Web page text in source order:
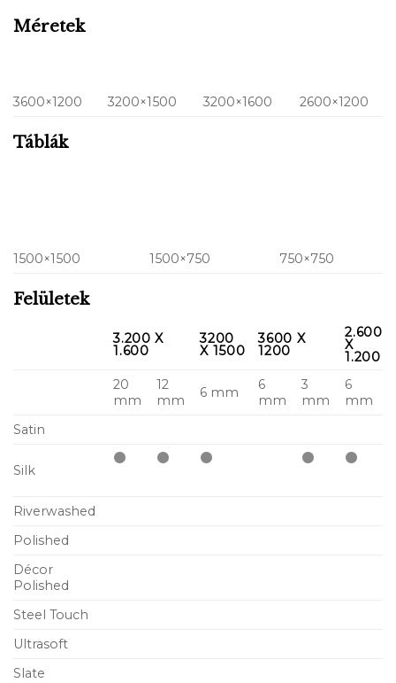
Méretek
3600×1200 3200×1500 3200×1600 2600×1200
Táblák
1500×1500 1500×750 750×750
Felületek
3.200 X
1.600
3200
X 1500
3600 X
1200
2.600
X
1.200
20
mm
12
mm
6 mm
6
mm
3
mm
6
mm
Satin
Silk
Riverwashed
Polished
Décor
Polished
Steel Touch
Ultrasoft
Slate